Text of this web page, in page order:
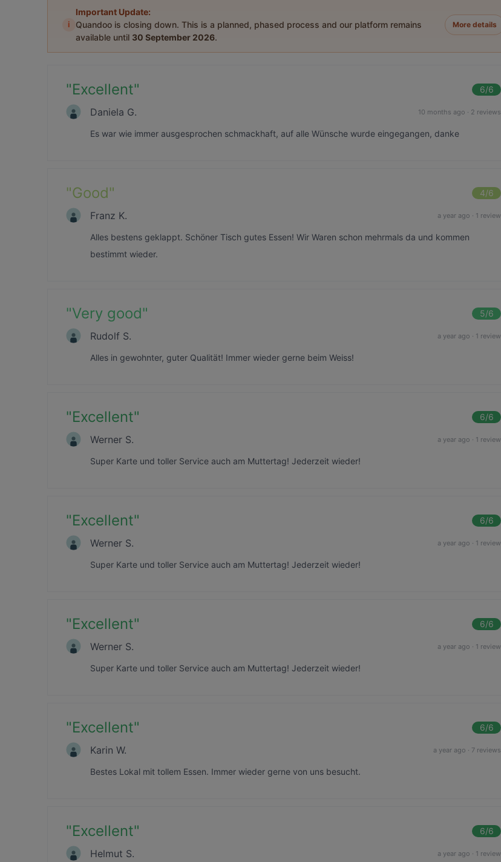
i
Important Update:
Quandoo is closing down. This is a planned, phased process and our platform remains
available until 30 September 2026.
More details
"Excellent" 6/6
Daniela G. 10 months ago · 2 reviews
Es war wie immer ausgesprochen schmackhaft, auf alle Wünsche wurde eingegangen, danke
"Good" 4/6
Franz K. a year ago · 1 review
Alles bestens geklappt. Schöner Tisch gutes Essen! Wir Waren schon mehrmals da und kommen
bestimmt wieder.
"Very good" 5/6
Rudolf S. a year ago · 1 review
Alles in gewohnter, guter Qualität! Immer wieder gerne beim Weiss!
"Excellent" 6/6
Werner S. a year ago · 1 review
Super Karte und toller Service auch am Muttertag! Jederzeit wieder!
"Excellent" 6/6
Werner S. a year ago · 1 review
Super Karte und toller Service auch am Muttertag! Jederzeit wieder!
"Excellent" 6/6
Werner S. a year ago · 1 review
Super Karte und toller Service auch am Muttertag! Jederzeit wieder!
"Excellent" 6/6
Karin W. a year ago · 7 reviews
Bestes Lokal mit tollem Essen. Immer wieder gerne von uns besucht.
"Excellent" 6/6
Helmut S. a year ago · 1 review